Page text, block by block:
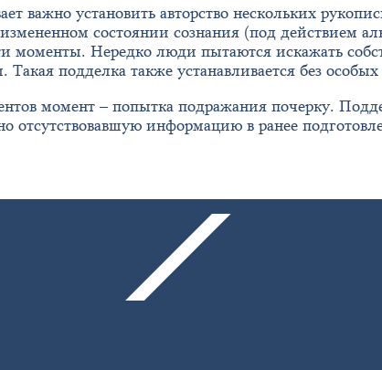
важно установить авторство нескольких
состоянии сознания (под действием
моменты. Нередко люди пытаются искажать
подделка также устанавливается без
момент – попытка подражания почерку.
отсутствовавшую информацию в ранее